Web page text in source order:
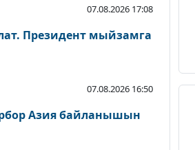
07.08.2026 17:08
Президент мыйзамга
07.08.2026 16:50
Азия байланышын